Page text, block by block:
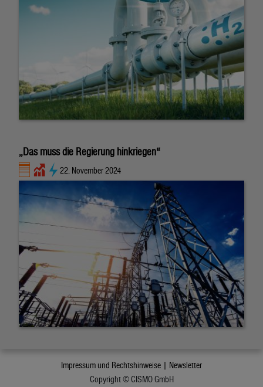
„Das muss die Regierung hinkriegen“
22. November 2024
Impressum und Rechtshinweise | Newsletter
Copyright © CISMO GmbH